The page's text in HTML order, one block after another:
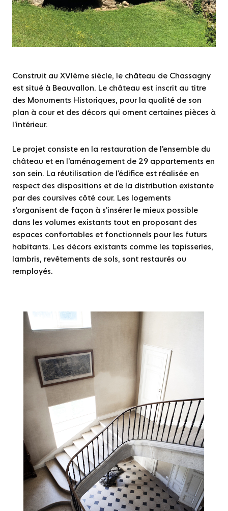
Construit au XVIème siècle, le château de Chassagny
est situé à Beauvallon. Le château est inscrit au titre
des Monuments Historiques, pour la qualité de son
plan à cour et des décors qui ornent certaines pièces à
l’intérieur.
Le projet consiste en la restauration de l’ensemble du
château et en l’aménagement de 29 appartements en
son sein. La réutilisation de l’édifice est réalisée en
respect des dispositions et de la distribution existante
par des coursives côté cour. Les logements
s’organisent de façon à s’insérer le mieux possible
dans les volumes existants tout en proposant des
espaces confortables et fonctionnels pour les futurs
habitants. Les décors existants comme les tapisseries,
lambris, revêtements de sols, sont restaurés ou
remployés.